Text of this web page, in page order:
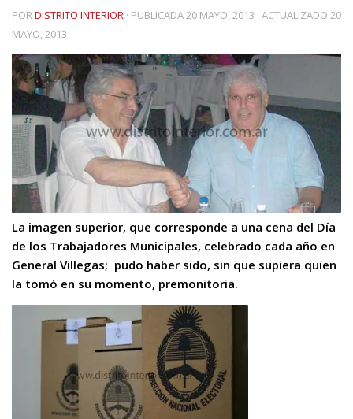
PORDISTRITO INTERIOR · PUBLICADA20 MAYO, 2013 · ACTUALIZADO 20
MAYO, 2013
La imagen superior, que corresponde a una cena del Día
de los Trabajadores Municipales, celebrado cada año en
General Villegas; pudo haber sido, sin que supiera quien
la tomó en su momento, premonitoria.